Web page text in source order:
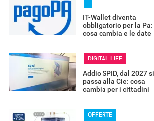
IT-Wallet diventa
obbligatorio per la Pa:
cosa cambia e le date
DIGITAL LIFE
Addio SPID, dal 2027 si
passa alla Cie: cosa
cambia per i cittadini
OFFERTE